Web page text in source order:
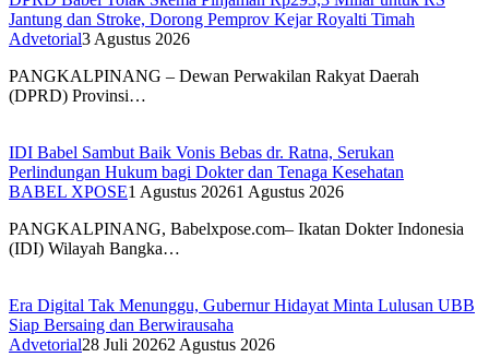
Jantung dan Stroke, Dorong Pemprov Kejar Royalti Timah
Advetorial3 Agustus 2026
PANGKALPINANG – Dewan Perwakilan Rakyat Daerah
(DPRD) Provinsi…
IDI Babel Sambut Baik Vonis Bebas dr. Ratna, Serukan
Perlindungan Hukum bagi Dokter dan Tenaga Kesehatan
BABEL XPOSE1 Agustus 20261 Agustus 2026
PANGKALPINANG, Babelxpose.com– Ikatan Dokter Indonesia
(IDI) Wilayah Bangka…
Era Digital Tak Menunggu, Gubernur Hidayat Minta Lulusan UBB
Siap Bersaing dan Berwirausaha
Advetorial28 Juli 20262 Agustus 2026